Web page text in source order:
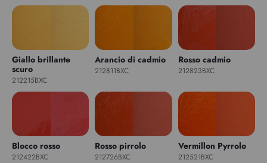
Giallo brillante
scuro
212215BXC
Arancio di cadmio
212811BXC
Rosso cadmio
212823BXC
Blocco rosso
212422BXC
Rosso pirrolo
212726BXC
Vermillon Pyrrolo
212521BXC